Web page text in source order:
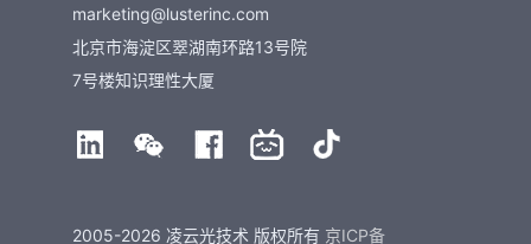
marketing@lusterinc.com
北京市海淀区翠湖南环路13号院
7号楼知识理性大厦
2005-2026 凌云光技术 版权所有 京ICP备